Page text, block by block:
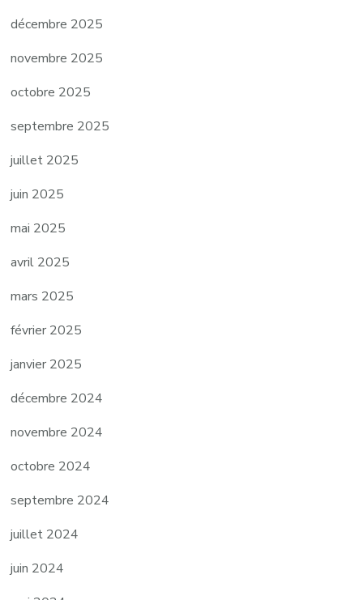
décembre 2025
novembre 2025
octobre 2025
septembre 2025
juillet 2025
juin 2025
mai 2025
avril 2025
mars 2025
février 2025
janvier 2025
décembre 2024
novembre 2024
octobre 2024
septembre 2024
juillet 2024
juin 2024